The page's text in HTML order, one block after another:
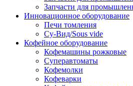
Запчасти для
Инновационное оборудование
Печи томления
Су-Вид/Sous vide
Кофейное оборудование
Кофемашины рожковые
Суперавтоматы
Кофемолки
Кофеварки